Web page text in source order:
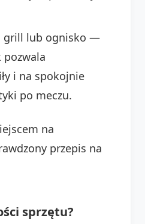
grill lub ognisko —
pozwala
i na spokojnie
po meczu.
na
przepis na
sprzętu?